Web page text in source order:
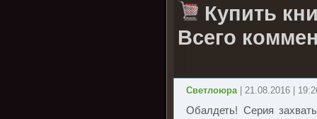
Купить
Всего
Светлоюра | 21.08.2016 |
Обалдеть! Серия